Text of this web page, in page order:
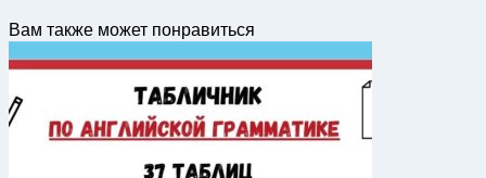
Вам также может понравиться